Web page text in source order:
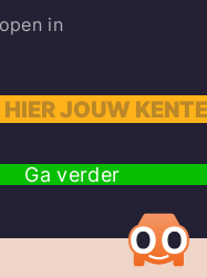
in
Ga verder